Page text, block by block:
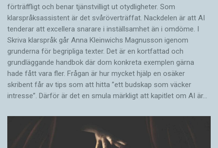
förträffligt och benar tjänstvilligt ut otydligheter. Som
klarspråksassistent är det svår­överträffat. Nack­delen är att AI
tenderar att excellera snarare i inställsamhet än i omdöme. I
Skriva klarspråk går Anna Kleinwichs Magnusson igenom
grunderna för begripliga texter. Det är en kortfattad och
grundläggande handbok där dom konkreta exemplen gärna
hade fått vara fler. Frågan är hur mycket hjälp en osäker
skribent får av tips som att hitta ”ett budskap som väcker
intresse”. Därför är det en smula märkligt att kapitlet om AI är…